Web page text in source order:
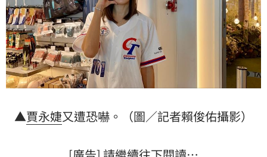
▲賈永婕又遭恐嚇。（圖／記者賴俊佑攝影）